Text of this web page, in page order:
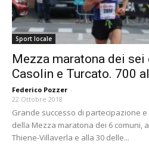
Sport locale
Mezza maratona dei
Casolin e Turcato. 700
Federico Pozzer -
22 Ottobre 2018
Grande successo di partecipazione
della Mezza maratona dei 6 comuni,
Thiene-Villaverla e alla 30 delle...